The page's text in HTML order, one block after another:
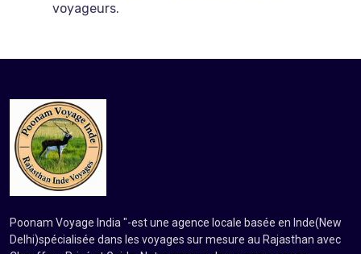
voyageurs.
Poonam Voyage India "-est une agence locale basée en Inde(New
Delhi)spécialisée dans les voyages sur mesure au Rajasthan avec